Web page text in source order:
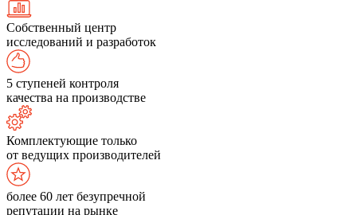
Собственный центр
исследований и разработок
5 ступеней контроля
качества на производстве
Комплектующие только
от ведущих производителей
более 60 лет безупречной
репутации на рынке